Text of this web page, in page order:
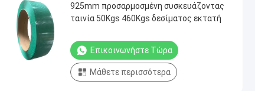
925mm προσαρμοσμένη συσκευάζοντας
ταινία 50Kgs 460Kgs δεσίματος εκτατή
Επικοινωνήστε Τώρα
Μάθετε περισσότερα